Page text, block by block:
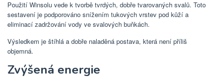
Použití Winsolu vede k tvorbě tvrdých, dobře tvarovaných svalů. Toto
sestavení je podporováno snížením tukových vrstev pod kůží a
eliminací zadržování vody ve svalových buňkách.
Výsledkem je štíhlá a dobře naladěná postava, která není příliš
objemná.
Zvýšená energie